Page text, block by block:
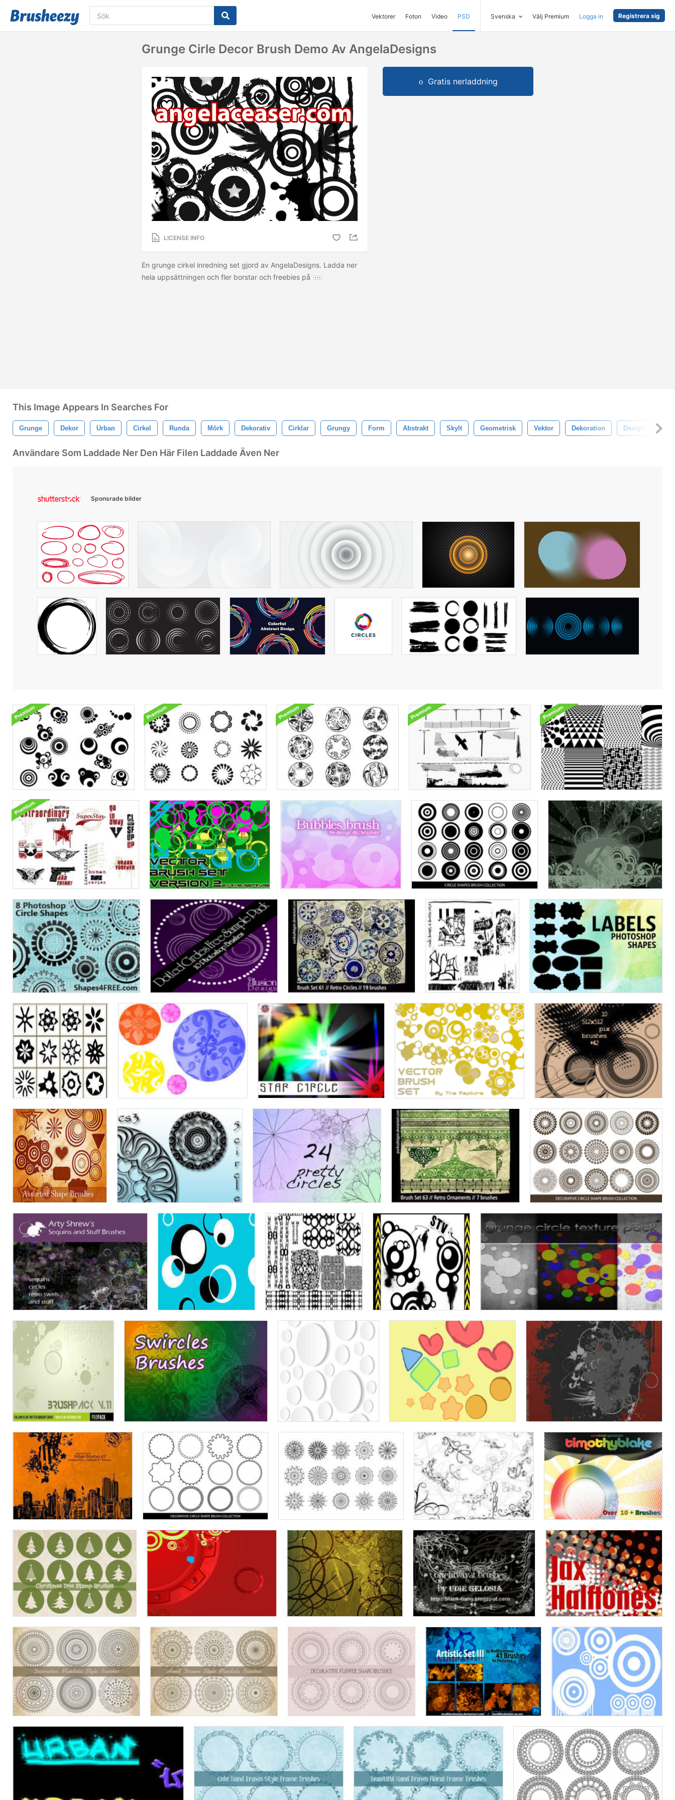
Vektorer Foton Video PSD Svenska Välj Premium Logga in Registrera sig
Grunge Cirle Decor Brush Demo Av AngelaDesigns
LICENSE INFO
En grunge cirkel inredning set gjord av AngelaDesigns. Ladda ner
hela uppsättningen och fler borstar och freebies på
Gratis nerladdning
This Image Appears In Searches For
Grunge Dekor Urban Cirkel Runda Mörk Dekorativ Cirklar Grungy Form Abstrakt Skylt Geometrisk Vektor Dekoration Design
Användare Som Laddade Ner Den Här Filen Laddade Även Ner
Sponsrade bilder